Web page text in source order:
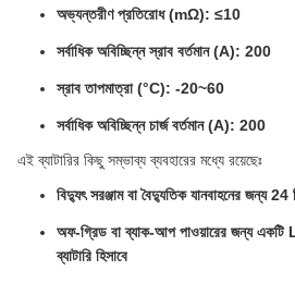
অভ্যন্তরীণ প্রতিরোধ (mΩ): ≤10
সর্বাধিক অবিচ্ছিন্ন স্রাব বর্তমান (A): 200
স্রাব তাপমাত্রা (°C): -20~60
সর্বাধিক অবিচ্ছিন্ন চার্জ বর্তমান (A): 200
এই ব্যাটারির কিছু সম্ভাব্য ব্যবহারের মধ্যে রয়েছেঃ
বিদ্যুৎ সরঞ্জাম বা বৈদ্যুতিক যানবাহনের জন্য 24
অফ-গ্রিড বা ব্যাক-আপ পাওয়ারের জন্য
ব্যাটারি হিসাবে